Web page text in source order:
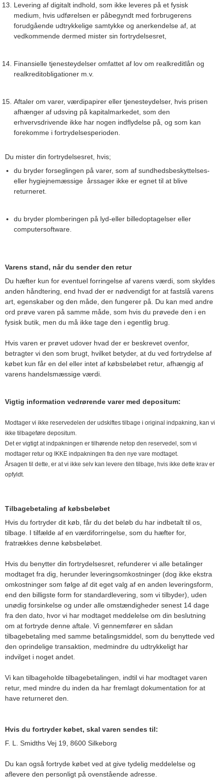
Levering af digitalt indhold, som ikke leveres på et fysisk
medium, hvis udførelsen er påbegyndt med forbrugerens
forudgående udtrykkelige samtykke og anerkendelse af, at
vedkommende dermed mister sin fortrydelsesret,
Finansielle tjenesteydelser omfattet af lov om realkreditlån og
realkreditobligationer m.v.
Aftaler om varer, værdipapirer eller tjenesteydelser, hvis prisen
afhænger af udsving på kapitalmarkedet, som den
erhvervsdrivende ikke har nogen indflydelse på, og som kan
forekomme i fortrydelsesperioden.
Du mister din fortrydelsesret, hvis;
du bryder forseglingen på varer, som af sundhedsbeskyttelses-
eller hygiejnemæssige årssager ikke er egnet til at blive
returneret.
du bryder plomberingen på lyd-eller billedoptagelser eller
computersoftware.
Varens stand, når du sender den retur
Du hæfter kun for eventuel forringelse af varens værdi, som skyldes
anden håndtering, end hvad der er nødvendigt for at fastslå varens
art, egenskaber og den måde, den fungerer på. Du kan med andre
ord prøve varen på samme måde, som hvis du prøvede den i en
fysisk butik, men du må ikke tage den i egentlig brug.
Hvis varen er prøvet udover hvad der er beskrevet ovenfor,
betragter vi den som brugt, hvilket betyder, at du ved fortrydelse af
købet kun får en del eller intet af købsbeløbet retur, afhængig af
varens handelsmæssige værdi.
Vigtig information vedrørende varer med depositum:
Modtager vi ikke reservedelen der udskiftes tilbage i original indpakning, kan vi
ikke tilbageføre depositum.
Det er vigtigt at indpakningen er tilhørende netop den reservedel, som vi
modtager retur og IKKE indpakningen fra den nye vare modtaget.
Årsagen til dette, er at vi ikke selv kan levere den tilbage, hvis ikke dette krav er
opfyldt.
Tilbagebetaling af købsbeløbet
Hvis du fortryder dit køb, får du det beløb du har indbetalt til os,
tilbage. I tilfælde af en værdiforringelse, som du hæfter for,
fratrækkes denne købsbeløbet.
Hvis du benytter din fortrydelsesret, refunderer vi alle betalinger
modtaget fra dig, herunder leveringsomkostninger (dog ikke ekstra
omkostninger som følge af dit eget valg af en anden leveringsform,
end den billigste form for standardlevering, som vi tilbyder), uden
unødig forsinkelse og under alle omstændigheder senest 14 dage
fra den dato, hvor vi har modtaget meddelelse om din beslutning
om at fortryde denne aftale. Vi gennemfører en sådan
tilbagebetaling med samme betalingsmiddel, som du benyttede ved
den oprindelige transaktion, medmindre du udtrykkeligt har
indvilget i noget andet.
Vi kan tilbageholde tilbagebetalingen, indtil vi har modtaget varen
retur, med mindre du inden da har fremlagt dokumentation for at
have returneret den.
Hvis du fortryder købet, skal varen sendes til:
F. L. Smidths Vej 19, 8600 Silkeborg
Du kan også fortryde købet ved at give tydelig meddelelse og
aflevere den personligt på ovenstående adresse.